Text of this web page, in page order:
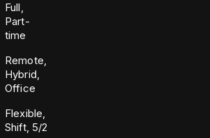
Full,
Part-
time
Remote,
Hybrid,
Office
Flexible,
Shift, 5/2